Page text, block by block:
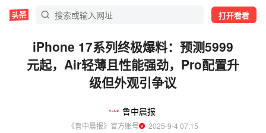
打开看看
iPhone 17系列终极爆料：预测5999
元起，Air轻薄且性能强劲，Pro配置升
级但外观引争议
鲁中晨报
《鲁中晨报》官方账号
  2025-9-4 07:15